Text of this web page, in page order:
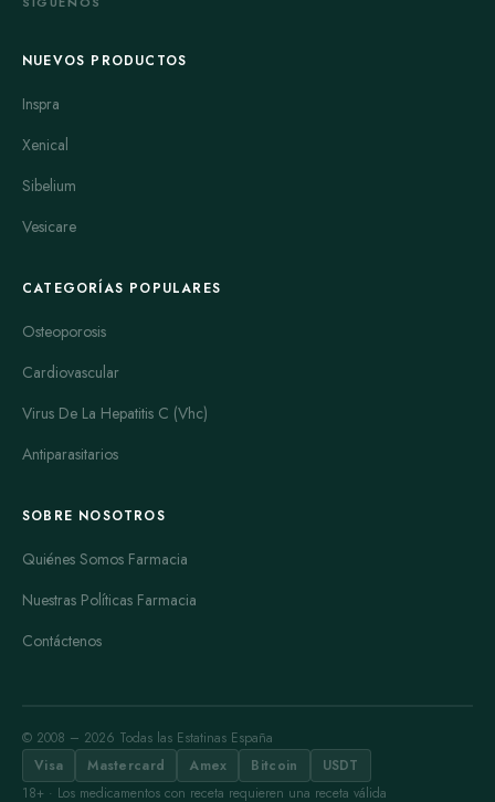
NUEVOS PRODUCTOS
Inspra
Xenical
Sibelium
Vesicare
CATEGORÍAS POPULARES
Osteoporosis
Cardiovascular
Virus De La Hepatitis C (Vhc)
Antiparasitarios
SOBRE NOSOTROS
Quiénes Somos Farmacia
Nuestras Políticas Farmacia
Contáctenos
© 2008 – 2026 Todas las Estatinas España
Visa
Mastercard Amex Bitcoin
USDT
18+ · Los medicamentos con receta requieren una receta válida